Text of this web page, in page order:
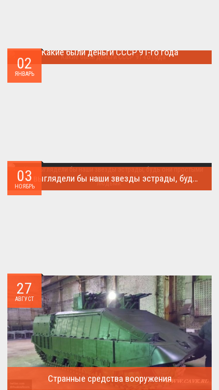
02
ЯНВАРЬ
Какие были деньги СССР 91-го года
03
НОЯБРЬ
Как выглядели бы наши звезды эстрады, будь они простыми людьми.
27
АВГУСТ
Странные средства вооружения